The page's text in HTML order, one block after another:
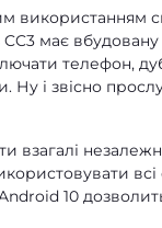
використанням
має
телефон,
і звісно
взагалі
всі
10